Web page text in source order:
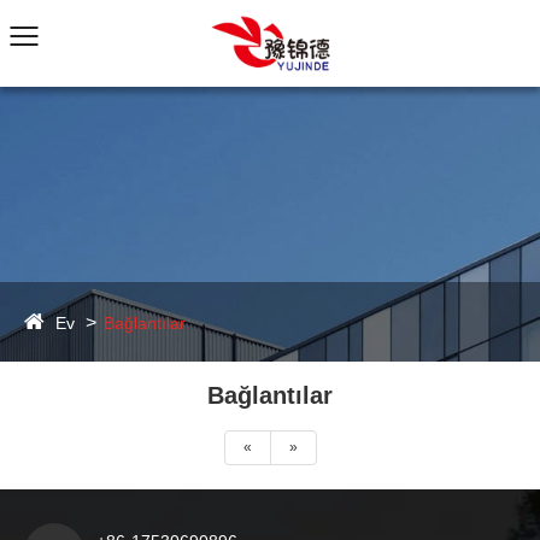
Ev Bağlantılar
Bağlantılar
« »